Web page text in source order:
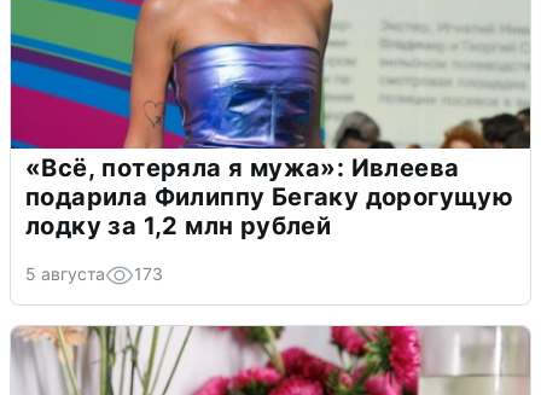
«Всё, потеряла я мужа»: Ивлеева
подарила Филиппу Бегаку дорогущую
лодку за 1,2 млн рублей
5 августа 173